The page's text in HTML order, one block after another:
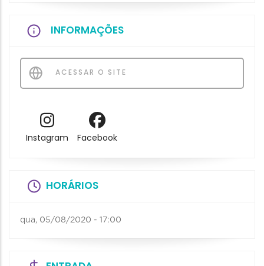
INFORMAÇÕES
ACESSAR O SITE
Instagram Facebook
HORÁRIOS
qua, 05/08/2020 - 17:00